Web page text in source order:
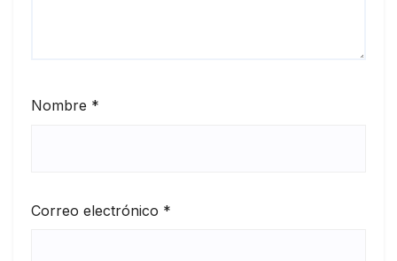
Nombre *
Correo electrónico *